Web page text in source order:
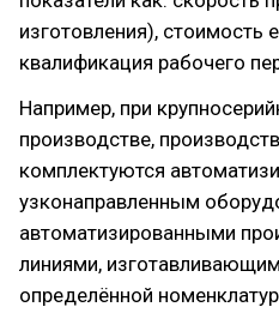
изготовления), стоимость
квалификация рабочего
Например, при
производстве,
комплектуются
узконаправленным
автоматизированными
линиями,
определённой